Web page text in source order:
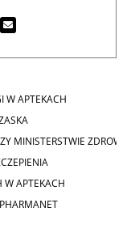
W APTEKACH
MINISTERSTWIE ZDROWIA
W APTEKACH